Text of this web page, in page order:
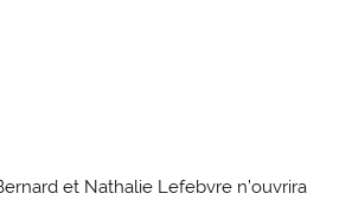
et Nathalie Lefebvre n’ouvrira